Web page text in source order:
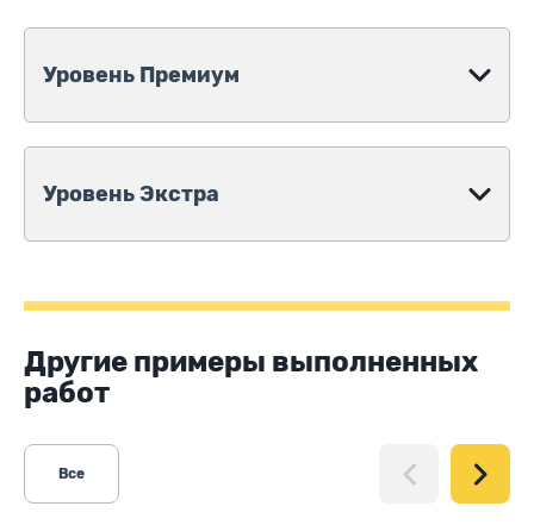
Уровень Премиум
Уровень Экстра
Другие примеры выполненных
работ
Все